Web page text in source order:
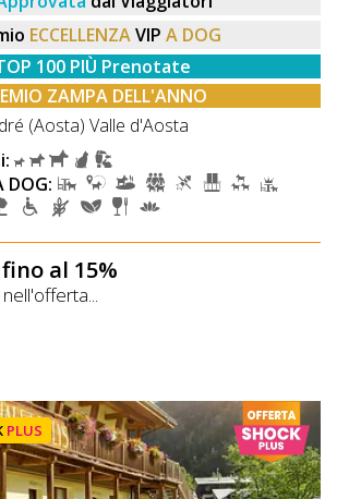
ECCELLENZA VIP A DOG
100 PIÙ Prenotate
ZAMPA DELL'ANNO
(Aosta) Valle d'Aosta
DOG:
al 15%
PLUS